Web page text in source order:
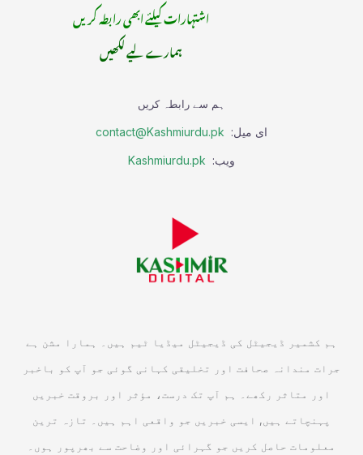
اشتہارات کیلئے ابھی رابطہ کریں
ہمارے لیے لکھیں
ہم سے رابطہ کریں
ای میل: contact@Kashmiurdu.pk
ویب: Kashmiurdu.pk
ہم کشمیر ڈیجیٹل کی ڈیجیٹل میڈیا ٹیم ہیں۔ ہمارا مشن ہے
جرات مندانہ صحافت اور تخلیقی کہانی گوئی جو آپ کو باخبر
اور متاثر رکھے۔ ہم آپ تک درست، مؤثر اور بروقت خبریں
پہنچاتے ہیں, ایسی خبریں جو واقعی اہم ہیں۔ تازہ ترین
معلومات حاصل کریں جو گہرائی اور وضاحت سے بھرپور ہوں۔